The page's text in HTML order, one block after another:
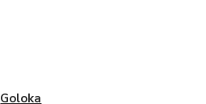
Goloka